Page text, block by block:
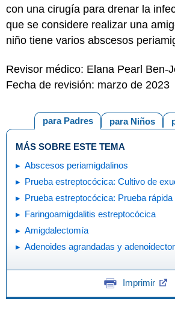
con una cirugía para drenar la
que se considere realizar una
niño tiene varios abscesos
Revisor médico: Elana Pearl Ben-
Fecha de revisión: marzo de 2023
para Niños
para Padres
MÁS SOBRE ESTE TEMA
Abscesos periamigdalinos
Prueba estreptocócica: Cultivo de
Prueba estreptocócica: Prueba rápida
Faringoamigdalitis estreptocócica
Amigdalectomía
Adenoides agrandadas y
Imprimir